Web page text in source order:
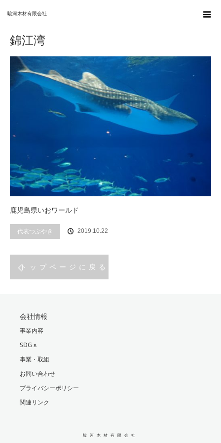
駿河木材有限会社
錦江湾
錦江湾
鹿児島県いおワールド
代表つぶやき 2019.10.22
トップページに戻る
会社情報
事業内容
SDGｓ
事業・取組
お問い合わせ
プライバシーポリシー
関連リンク
駿河木材有限会社